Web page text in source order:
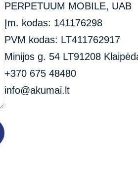
PERPETUUM MOBILE, UAB
Įm. kodas: 141176298
PVM kodas: LT411762917
Minijos g. 54 LT91208
+370 675 48480
info@akumai.lt